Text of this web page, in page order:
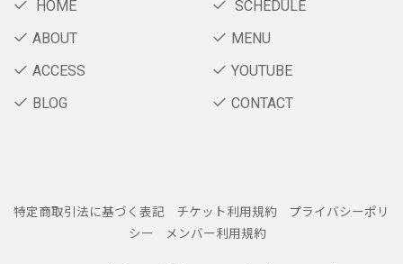
HOME
SCHEDULE
ABOUT
MENU
ACCESS
YOUTUBE
BLOG
CONTACT
特定商取引法に基づく表記 チケット利用規約
プライバシーポリ
シー
メンバー利用規約